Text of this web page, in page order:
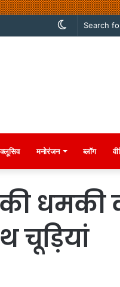
Switch
मनोरंजन ब्लॉग
की धमकी
चूड़ियां